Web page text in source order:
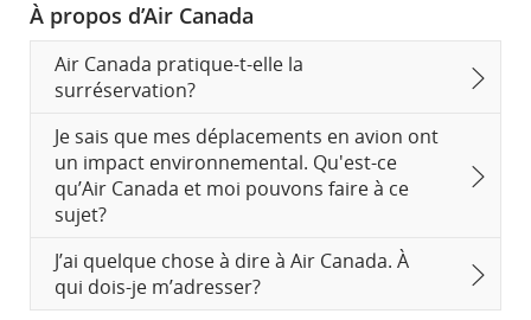
À propos d’Air Canada
Air Canada pratique-t-elle la
surréservation?
Je sais que mes déplacements en avion ont
un impact environnemental. Qu'est-ce
qu’Air Canada et moi pouvons faire à ce
sujet?
J’ai quelque chose à dire à Air Canada. À
qui dois-je m’adresser?